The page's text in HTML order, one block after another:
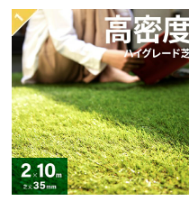
セ
ル
に
つ
い
て
保
証